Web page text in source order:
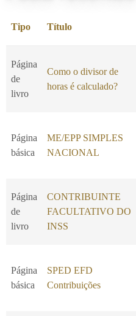
Tipo Título
Página
de
livro
Como o divisor de
horas é calculado?
Página
básica
ME/EPP SIMPLES
NACIONAL
Página
de
livro
CONTRIBUINTE
FACULTATIVO DO
INSS
Página
básica
SPED EFD
Contribuições